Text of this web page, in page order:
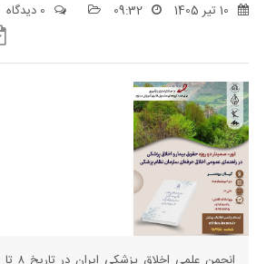
10 تیر 1405 09:32 0 دیدگاه